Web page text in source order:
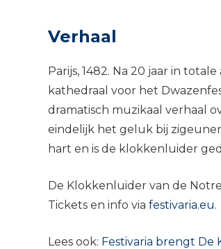
Verhaal
Parijs, 1482. Na 20 jaar in
kathedraal voor het
dramatisch muzikaal verhaal
eindelijk het geluk bij
hart en is de klokkenluider
De Klokkenluider van de
Tickets en info via festivaria.eu.
Lees ook: Festivaria brengt De